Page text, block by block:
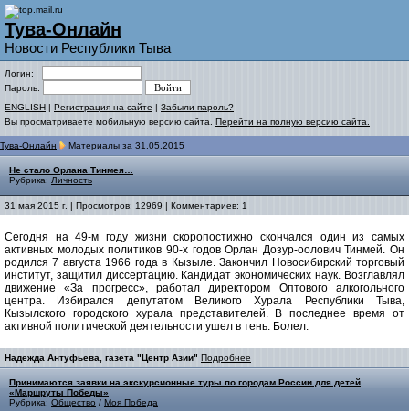
Тува-Онлайн
Новости Республики Тыва
Логин:
Пароль:
ENGLISH | Регистрация на сайте | Забыли пароль?
Вы просматриваете мобильную версию сайта. Перейти на полную версию сайта.
Тува-Онлайн Материалы за 31.05.2015
Не стало Орлана Тинмея…
Рубрика: Личность
31 мая 2015 г. | Просмотров: 12969 | Комментариев: 1
Сегодня на 49-м году жизни скоропостижно скончался один из самых
активных молодых политиков 90-х годов Орлан Дозур-оолович Тинмей. Он
родился 7 августа 1966 года в Кызыле. Закончил Новосибирский торговый
институт, защитил диссертацию. Кандидат экономических наук. Возглавлял
движение «За прогресс», работал директором Оптового алкогольного
центра. Избирался депутатом Великого Хурала Республики Тыва,
Кызылского городского хурала представителей. В последнее время от
активной политической деятельности ушел в тень. Болел.
Надежда Антуфьева, газета "Центр Азии" Подробнее
Принимаются заявки на экскурсионные туры по городам России для детей
«Маршруты Победы»
Рубрика: Общество / Моя Победа